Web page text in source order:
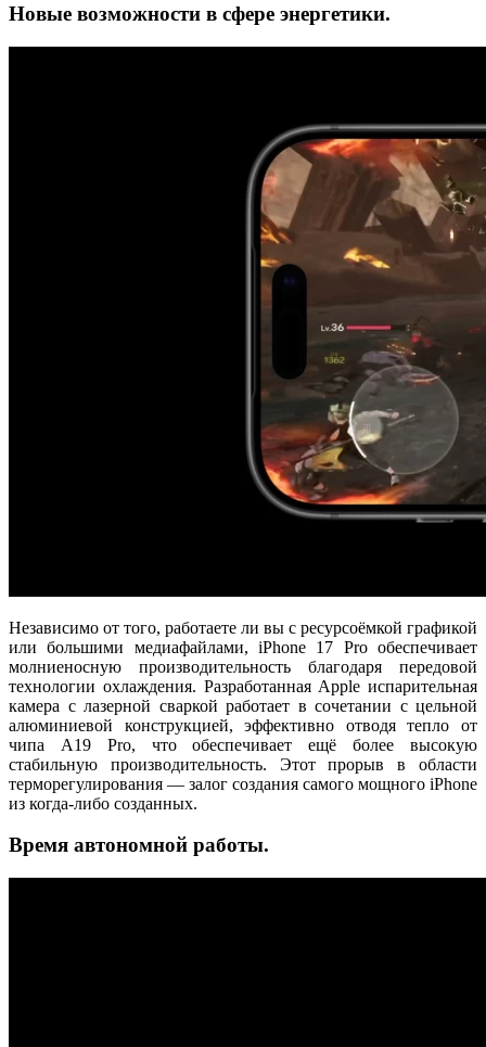
Новые возможности в сфере энергетики.
Независимо от того, работаете ли вы с ресурсоёмкой графикой
или большими медиафайлами, iPhone 17 Pro обеспечивает
молниеносную производительность благодаря передовой
технологии охлаждения. Разработанная Apple испарительная
камера с лазерной сваркой работает в сочетании с цельной
алюминиевой конструкцией, эффективно отводя тепло от
чипа A19 Pro, что обеспечивает ещё более высокую
стабильную производительность. Этот прорыв в области
терморегулирования — залог создания самого мощного iPhone
из когда-либо созданных.
Время автономной работы.